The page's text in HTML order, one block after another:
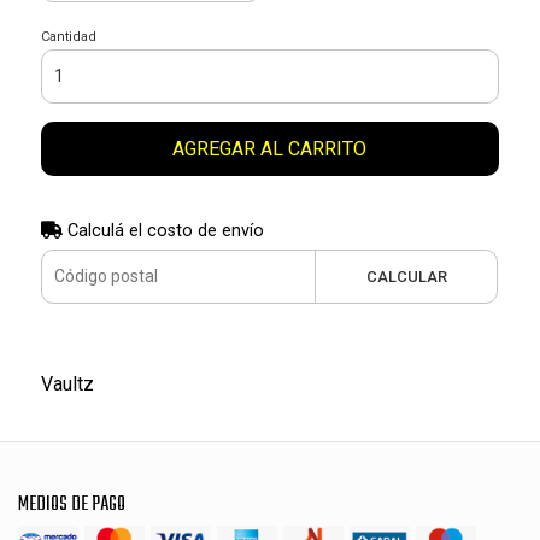
Cantidad
AGREGAR AL CARRITO
Calculá el costo de envío
CALCULAR
Vaultz
MEDIOS DE PAGO